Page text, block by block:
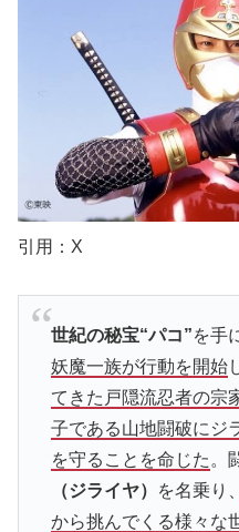
引用：X
世紀の秘宝“パコ”を手
妖魔一族が行動を開始
てきた戸隠流忍者の宗
子である山地闘破にジ
を守ることを命じた 。
（ジライヤ）
を名乗り、
から挑んでくる様々な